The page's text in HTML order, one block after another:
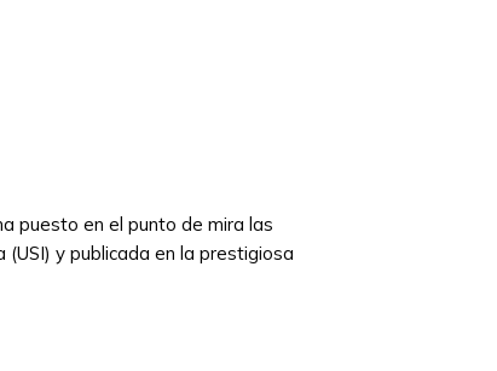
puesto en el punto de mira las
y publicada en la prestigiosa